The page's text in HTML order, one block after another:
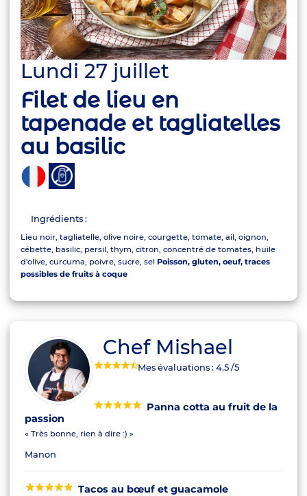
Lundi 27 juillet
Filet de lieu en
tapenade et tagliatelles
au basilic
Ingrédients :
Lieu noir, tagliatelle, olive noire, courgette, tomate, ail, oignon,
cébette, basilic, persil, thym, citron, concentré de tomates, huile
d'olive, curcuma, poivre, sucre, sel Poisson, gluten, oeuf, traces
possibles de fruits à coque
Chef Mishael
Mes évaluations :4.5/5
Panna cotta au fruit de la
passion
« Très bonne, rien à dire :) »
Manon
Tacos au bœuf et guacamole